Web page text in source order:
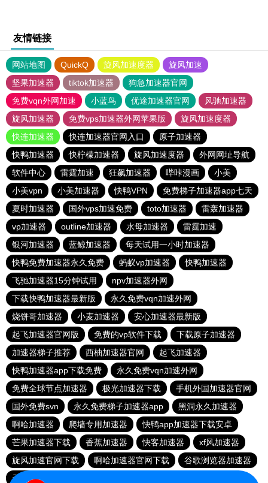
友情链接
网站地图 QuickQ 旋风加速度器
旋风加速
坚果加速器
tiktok加速器
狗急加速器官网
免费vqn外网加速
小蓝鸟 优途加速器官网
风驰加速器
旋风加速器
免费vps加速器外网苹果版
旋风加速度器
快连加速器
快连加速器官网入口
原子加速器
快鸭加速器
快柠檬加速器 旋风加速度器
外网网址导航
软件中心
雷霆加速 狂飙加速器 哔咔漫画
小美
小美vpn
小美加速器 快鸭VPN
免费梯子加速器app七天
夏时加速器
国外vps加速免费 toto加速器
雷轰加速器
vp加速器
outline加速器 水母加速器
雷霆加速
银河加速器
蓝鲸加速器
每天试用一小时加速器
快鸭免费加速器永久免费
蚂蚁vp加速器
快鸭加速器
飞驰加速器15分钟试用
npv加速器外网
下载快鸭加速器最新版
永久免费vqn加速外网
烧饼哥加速器
小麦加速器
安心加速器最新版
起飞加速器官网版
免费的vp软件下载
下载原子加速器
加速器梯子推荐
西柚加速器官网
起飞加速器
快鸭加速器app下载免费
永久免费vqn加速外网
免费全球节点加速器
极光加速器下载
手机外国加速器官网
国外免费svn
永久免费梯子加速器app
黑洞永久加速器
啊哈加速器
爬墙专用加速器
快鸭app加速器下载安卓
芒果加速器下载
香蕉加速器 快客加速器
xf风加速器
旋风加速官网下载
啊哈加速器官网下载
谷歌浏览器加速器
天行vapn